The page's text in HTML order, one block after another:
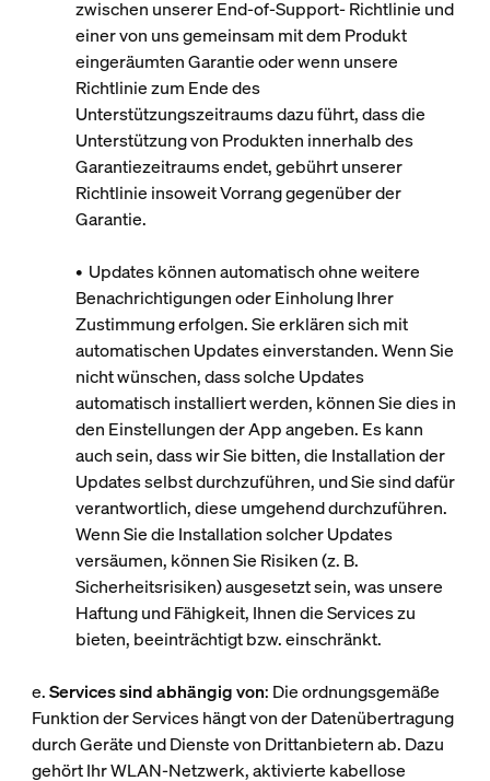
zwischen unserer End-of-Support- Richtlinie und
einer von uns gemeinsam mit dem Produkt
eingeräumten Garantie oder wenn unsere
Richtlinie zum Ende des
Unterstützungszeitraums dazu führt, dass die
Unterstützung von Produkten innerhalb des
Garantiezeitraums endet, gebührt unserer
Richtlinie insoweit Vorrang gegenüber der
Garantie.
• Updates können automatisch ohne weitere
Benachrichtigungen oder Einholung Ihrer
Zustimmung erfolgen. Sie erklären sich mit
automatischen Updates einverstanden. Wenn Sie
nicht wünschen, dass solche Updates
automatisch installiert werden, können Sie dies in
den Einstellungen der App angeben. Es kann
auch sein, dass wir Sie bitten, die Installation der
Updates selbst durchzuführen, und Sie sind dafür
verantwortlich, diese umgehend durchzuführen.
Wenn Sie die Installation solcher Updates
versäumen, können Sie Risiken (z. B.
Sicherheitsrisiken) ausgesetzt sein, was unsere
Haftung und Fähigkeit, Ihnen die Services zu
bieten, beeinträchtigt bzw. einschränkt.
e.Services sind abhängig von: Die ordnungsgemäße
Funktion der Services hängt von der Datenübertragung
durch Geräte und Dienste von Drittanbietern ab. Dazu
gehört Ihr WLAN-Netzwerk, aktivierte kabellose